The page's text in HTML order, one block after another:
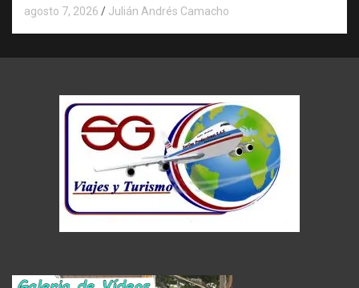
agosto 7, 2026 Julián Andrés Camacho